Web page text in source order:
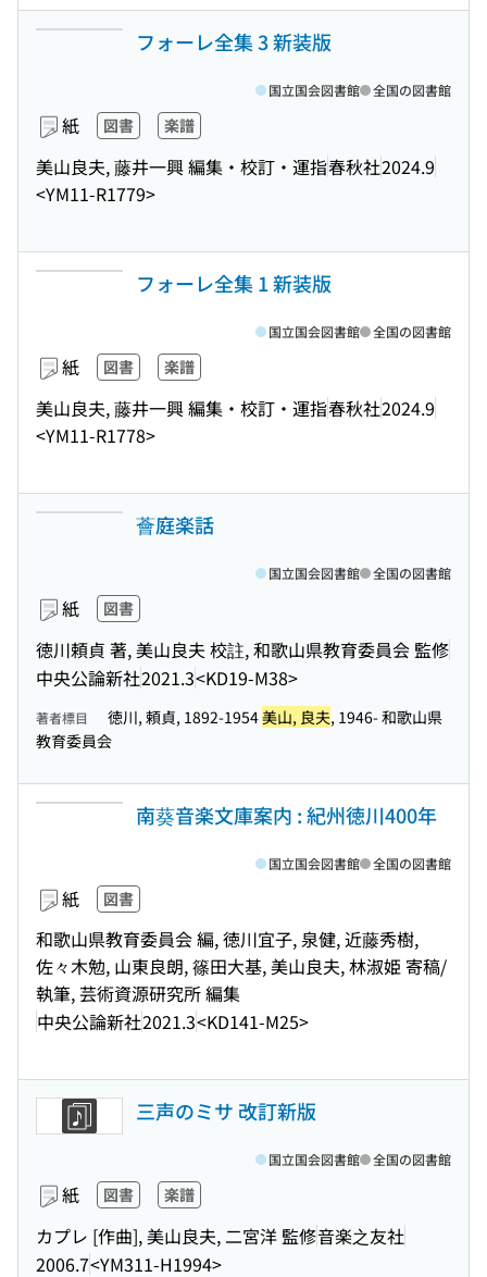
フォーレ全集 3 新装版
紙 図書 楽譜
美山良夫, 藤井一興 編集・校訂・運指春秋社2024.9
<YM11-R1779>
国立国会図書館 全国の図書館
フォーレ全集 1 新装版
紙 図書 楽譜
美山良夫, 藤井一興 編集・校訂・運指春秋社2024.9
<YM11-R1778>
国立国会図書館 全国の図書館
薈庭楽話
紙 図書
徳川頼貞 著, 美山良夫 校註, 和歌山県教育委員会 監修
中央公論新社2021.3<KD19-M38>
国立国会図書館 全国の図書館
著者標目 徳川, 頼貞, 1892-1954美山, 良夫, 1946- 和歌山県
教育委員会
南葵音楽文庫案内 : 紀州徳川400年
紙 図書
和歌山県教育委員会 編, 徳川宜子, 泉健, 近藤秀樹,
佐々木勉, 山東良朗, 篠田大基, 美山良夫, 林淑姫 寄稿/
執筆, 芸術資源研究所 編集
中央公論新社2021.3<KD141-M25>
国立国会図書館 全国の図書館
三声のミサ 改訂新版
紙 図書 楽譜
カプレ [作曲], 美山良夫, 二宮洋 監修音楽之友社
2006.7<YM311-H1994>
国立国会図書館 全国の図書館